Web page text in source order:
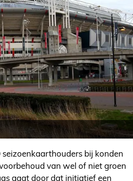
bij konden
van wel of niet groen
gaat door dat initiatief een